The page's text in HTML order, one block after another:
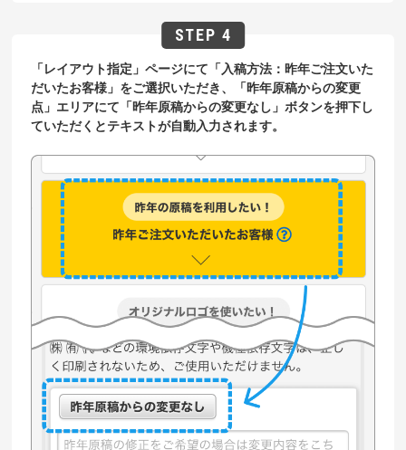
「レイアウト指定」ページにて「入稿方法：昨年ご注文いた
だいたお客様」をご選択いただき、「昨年原稿からの変更
点」エリアにて「昨年原稿からの変更なし」ボタンを押下し
ていただくとテキストが自動入力されます。